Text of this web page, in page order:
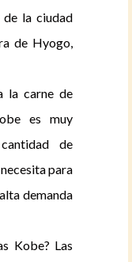
la ciudad
de Hyogo,
la carne de
es muy
de
para
demanda
Kobe? Las